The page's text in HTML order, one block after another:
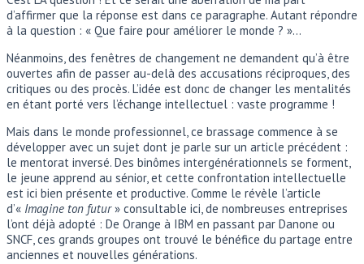
d’affirmer que la réponse est dans ce paragraphe. Autant répondre
à la question : « Que faire pour améliorer le monde ? »…
Néanmoins, des fenêtres de changement ne demandent qu’à être
ouvertes afin de passer au-delà des accusations réciproques, des
critiques ou des procès. L’idée est donc de changer les mentalités
en étant porté vers l’échange intellectuel : vaste programme !
Mais dans le monde professionnel, ce brassage commence à se
développer avec un sujet dont je parle sur un article précédent :
le mentorat inversé. Des binômes intergénérationnels se forment,
le jeune apprend au sénior, et cette confrontation intellectuelle
est ici bien présente et productive. Comme le révèle l’article
d’« Imagine ton futur» consultable ici, de nombreuses entreprises
l’ont déjà adopté : De Orange à IBM en passant par Danone ou
SNCF, ces grands groupes ont trouvé le bénéfice du partage entre
anciennes et nouvelles générations.